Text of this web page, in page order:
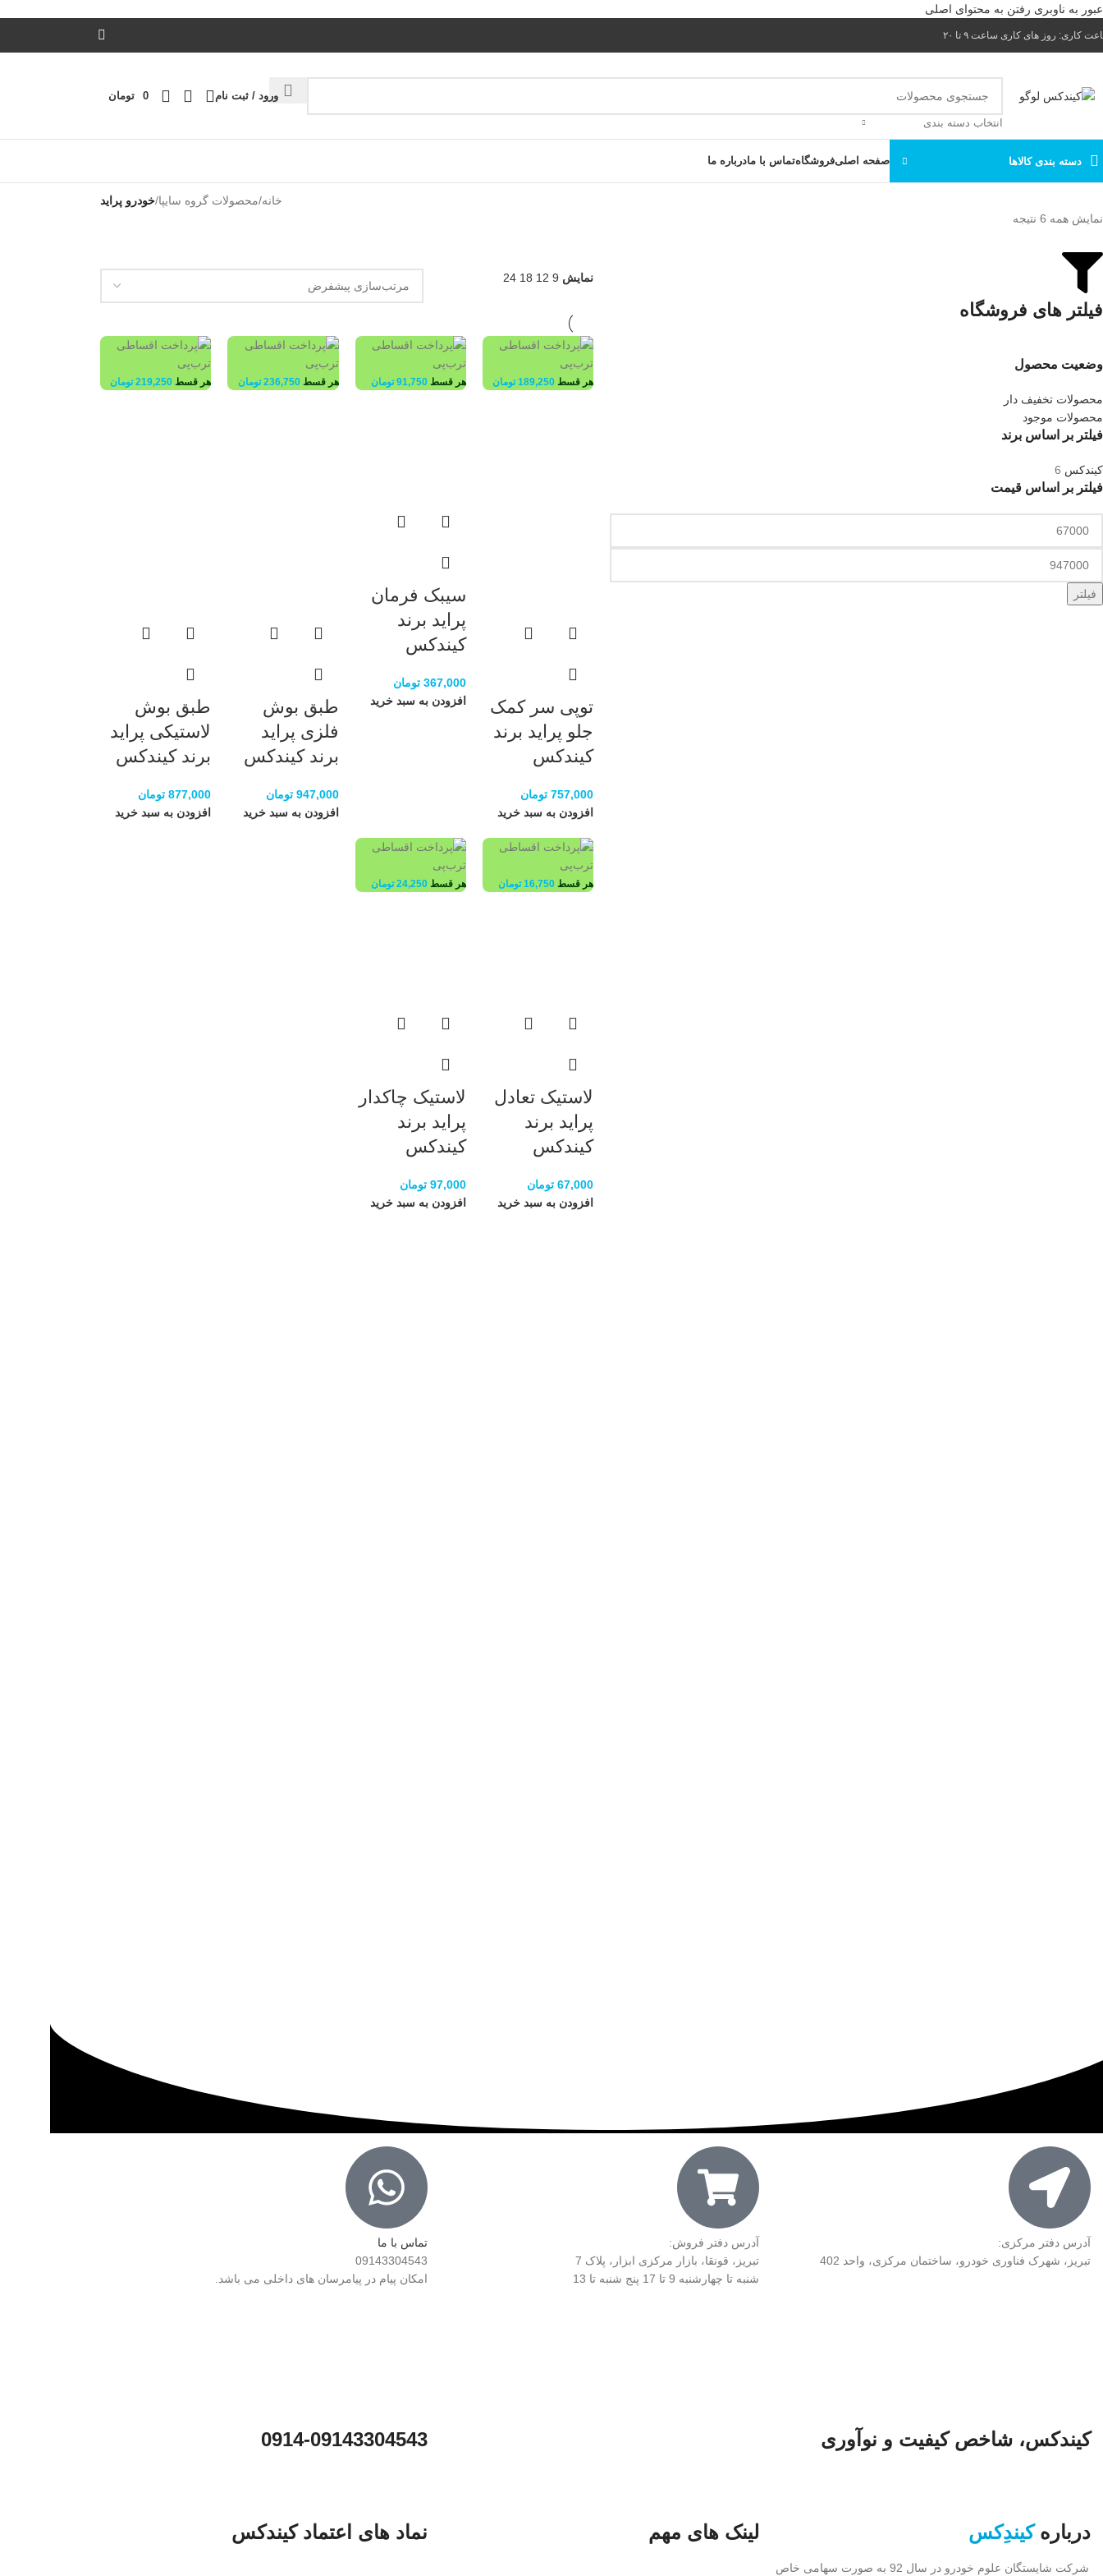
عبور به ناوبری رفتن به محتوای اصلی
کاری: روز های کاری ساعت ۹ تا ۲۰
انتخاب دسته بندی
ورود / ثبت نام 0 تومان
دسته بندی کالاها صفحه اصلیفروشگاهتماس با مادرباره ما
خانه/محصولات گروه سایپا/خودرو پراید
نمایش همه 6 نتیجه
فیلتر های فروشگاه
وضعیت محصول
محصولات تخفیف دار
محصولات موجود
فیلتر بر اساس برند
کیندکس 6
فیلتر بر اساس قیمت
فیلتر
نمایش 9
12
18
24
هر قسط 189,250 تومان
توپی سر کمک
جلو پراید برند
کیندکس
757,000 تومان
افزودن به سبد خرید
هر قسط91,750 تومان
سیبک فرمان
پراید برند
کیندکس
367,000 تومان
افزودن به سبد خرید
هر قسط236,750 تومان
طبق بوش
فلزی پراید
برند کیندکس
947,000 تومان
افزودن به سبد خرید
هر قسط 219,250 تومان
طبق بوش
لاستیکی پراید
برند کیندکس
877,000 تومان
افزودن به سبد خرید
هر قسط 16,750 تومان
لاستیک تعادل
پراید برند
کیندکس
67,000 تومان
افزودن به سبد خرید
هر قسط24,250 تومان
لاستیک چاکدار
پراید برند
کیندکس
97,000 تومان
افزودن به سبد خرید
آدرس دفتر مرکزی:
تبریز، شهرک فناوری خودرو، ساختمان مرکزی، واحد 402
آدرس دفتر فروش:
تبریز، قونقا، بازار مرکزی ابزار، پلاک 7
شنبه تا چهارشنبه 9 تا 17 پنج شنبه تا 13
تماس با ما
09143304543
امکان پیام در پیامرسان های داخلی می باشد.
کیندکس، شاخص کیفیت و نوآوری 0914-09143304543
دربارهکیندِکس
شرکت شایستگان علوم خودرو در سال 92 به صورت سهامی خاص
لینک های مهم نماد های اعتماد کیندکس